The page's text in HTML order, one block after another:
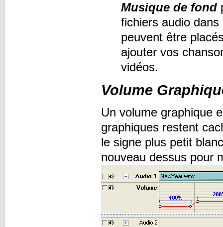
Musique de fond
fichiers audio
peuvent être
ajouter vos
vidéos.
Volume
Un volume graphique
graphiques restent
le signe plus petit
nouveau dessus pour